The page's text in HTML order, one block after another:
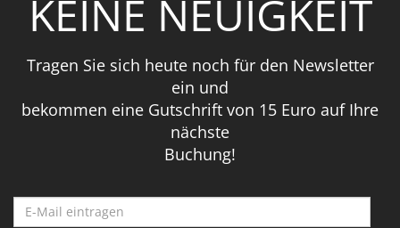
KEINE NEUIGKEIT
Tragen Sie sich heute noch für den Newsletter
ein und
bekommen eine Gutschrift von 15 Euro auf Ihre
nächste
Buchung!